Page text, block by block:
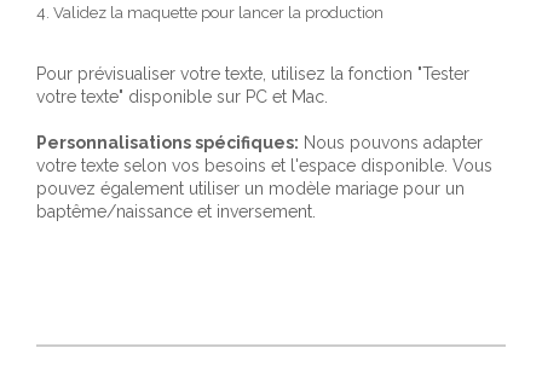
4. Validez la maquette pour lancer la production
Pour prévisualiser votre texte, utilisez la fonction "Tester
votre texte" disponible sur PC et Mac.
Personnalisations spécifiques: Nous pouvons adapter
votre texte selon vos besoins et l'espace disponible. Vous
pouvez également utiliser un modèle mariage pour un
baptême/naissance et inversement.